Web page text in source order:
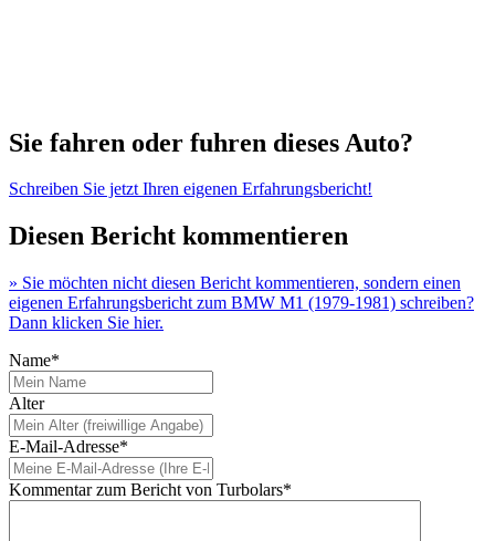
Sie fahren oder fuhren dieses Auto?
Schreiben Sie jetzt Ihren eigenen Erfahrungsbericht!
Diesen Bericht kommentieren
» Sie möchten nicht diesen Bericht kommentieren, sondern einen
eigenen Erfahrungsbericht zum BMW M1 (1979-1981) schreiben?
Dann klicken Sie hier.
Name*
Alter
E-Mail-Adresse*
Kommentar zum Bericht von Turbolars*